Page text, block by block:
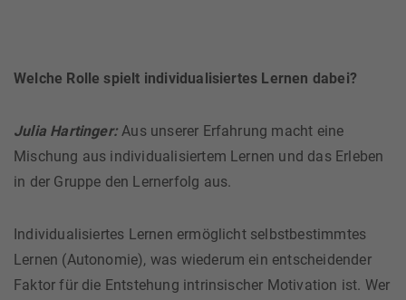
Welche Rolle spielt individualisiertes Lernen dabei?
Julia Hartinger:Aus unserer Erfahrung macht eine
Mischung aus individualisiertem Lernen und das Erleben
in der Gruppe den Lernerfolg aus.
Individualisiertes Lernen ermöglicht selbstbestimmtes
Lernen (Autonomie), was wiederum ein entscheidender
Faktor für die Entstehung intrinsischer Motivation ist. Wer